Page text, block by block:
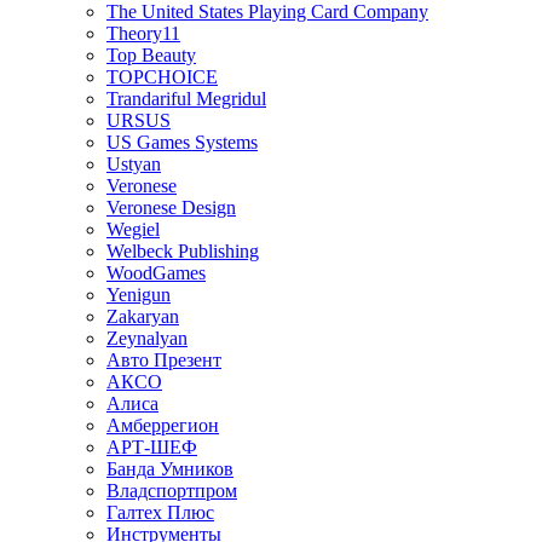
The United States Playing Card Company
Theory11
Top Beauty
TOPCHOICE
Trandariful Megridul
URSUS
US Games Systems
Ustyan
Veronese
Veronese Design
Wegiel
Welbeck Publishing
WoodGames
Yenigun
Zakaryan
Zeynalyan
Авто Презент
АКСО
Алиса
Амберрегион
АРТ-ШЕФ
Банда Умников
Владспортпром
Галтех Плюс
Инструменты